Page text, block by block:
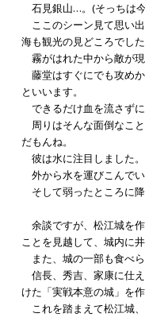
石見銀山…。(そっちは
ここのシーン見て思い
海も観光の見どころでした
霧がはれた中から敵が現
藤堂はすぐにでも攻め
といいます。
できるだけ血を流さずに
周りはそんな面倒なこ
だもんね。
彼は水に注目しました。
外から水を運びこんでい
そして弱ったところに
余談ですが、松江城を
ことを見越して、城内に
また、城の一部も食べら
信長、秀吉、家康に仕
けた「実戦本意の城」を
これを踏まえて松江城、